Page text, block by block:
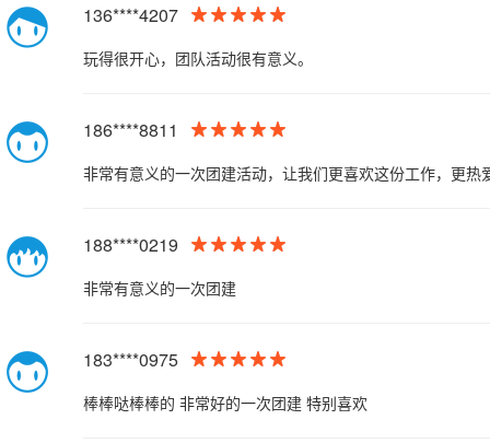
136****4207
玩得很开心，团队活动很有意义。
186****8811
非常有意义的一次团建活动，让我们更喜欢这份工作，更热
188****0219
非常有意义的一次团建
183****0975
棒棒哒棒棒的 非常好的一次团建 特别喜欢